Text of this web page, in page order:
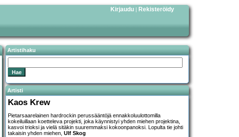
Kirjaudu | Rekisteröidy
Artistihaku
Artisti
Kaos Krew
Pietarsaarelainen hardrockin perussääntöjä ennakkoluulottomilla
kokeiluillaan koetteleva projekti, joka käynnistyi yhden miehen projektina,
kasvoi trioksi ja vielä sitäkin suuremmaksi kokoonpanoksi. Lopulta tie johti
takaisin yhden miehen, Ulf Skog